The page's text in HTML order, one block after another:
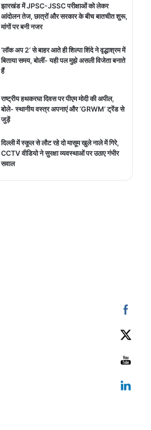
झारखंड में JPSC-JSSC परीक्षाओं को लेकर
आंदोलन तेज, छात्रों और सरकार के बीच बातचीत शुरू,
मांगों पर बनी नजर
‘लॉक अप 2’ से बाहर आते ही शिल्पा शिंदे ने वृद्धाश्रम में
बिताया समय, बोलीं- यही पल मुझे असली विजेता बनाते
हैं
राष्ट्रीय हथकरघा दिवस पर पीएम मोदी की अपील,
बोले- स्थानीय वस्त्र अपनाएं और ‘GRWM’ ट्रेंड से
जुड़ें
दिल्ली में स्कूल से लौट रहे दो मासूम खुले नाले में गिरे,
CCTV वीडियो ने सुरक्षा व्यवस्थाओं पर उठाए गंभीर
सवाल